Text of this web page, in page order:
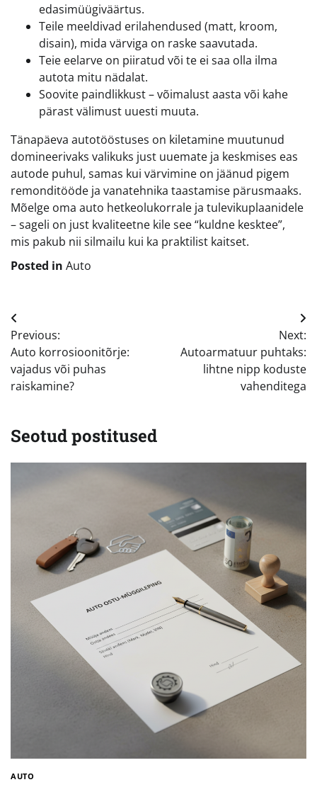
edasimüügiväärtus.
Teile meeldivad erilahendused (matt, kroom,
disain), mida värviga on raske saavutada.
Teie eelarve on piiratud või te ei saa olla ilma
autota mitu nädalat.
Soovite paindlikkust – võimalust aasta või kahe
pärast välimust uuesti muuta.
Tänapäeva autotööstuses on kiletamine muutunud
domineerivaks valikuks just uuemate ja keskmises eas
autode puhul, samas kui värvimine on jäänud pigem
remonditööde ja vanatehnika taastamise pärusmaaks.
Mõelge oma auto hetkeolukorrale ja tulevikuplaanidele
– sageli on just kvaliteetne kile see “kuldne kesktee”,
mis pakub nii silmailu kui ka praktilist kaitset.
Posted in Auto
Navigeerimine
Previous:
Auto korrosioonitõrje:
vajadus või puhas
raiskamine?
Next:
Autoarmatuur puhtaks:
lihtne nipp koduste
vahenditega
Seotud postitused
AUTO